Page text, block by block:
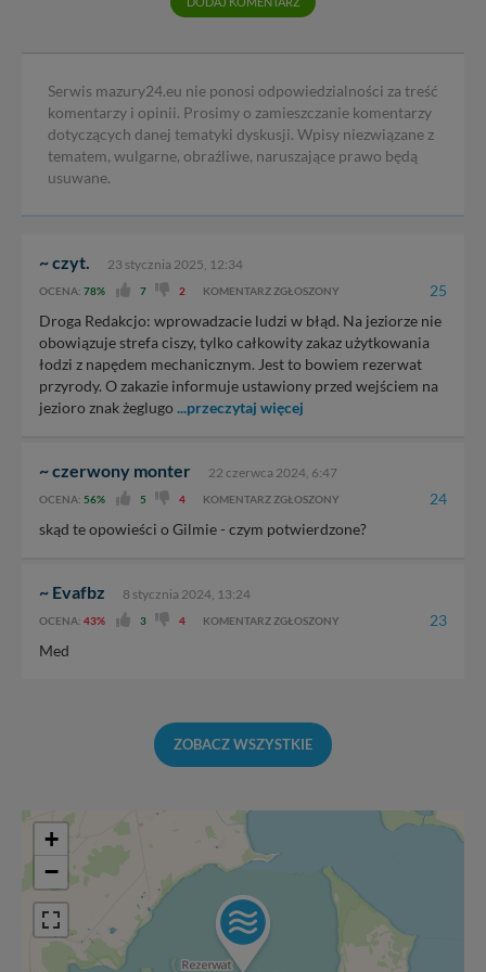
Serwis mazury24.eu nie ponosi odpowiedzialności za treść
komentarzy i opinii. Prosimy o zamieszczanie komentarzy
dotyczących danej tematyki dyskusji. Wpisy niezwiązane z
tematem, wulgarne, obraźliwe, naruszające prawo będą
usuwane.
~ czyt. 23 stycznia 2025, 12:34
OCENA: 78% 7 2 KOMENTARZ ZGŁOSZONY 25
Droga Redakcjo: wprowadzacie ludzi w błąd. Na jeziorze nie
obowiązuje strefa ciszy, tylko całkowity zakaz użytkowania
łodzi z napędem mechanicznym. Jest to bowiem rezerwat
przyrody. O zakazie informuje ustawiony przed wejściem na
jezioro znak żeglugo ...przeczytaj więcej
~ czerwony monter 22 czerwca 2024, 6:47
OCENA: 56% 5 4 KOMENTARZ ZGŁOSZONY 24
skąd te opowieści o Gilmie - czym potwierdzone?
~ Evafbz 8 stycznia 2024, 13:24
OCENA: 43% 3 4 KOMENTARZ ZGŁOSZONY 23
Med
ZOBACZ WSZYSTKIE
+
−